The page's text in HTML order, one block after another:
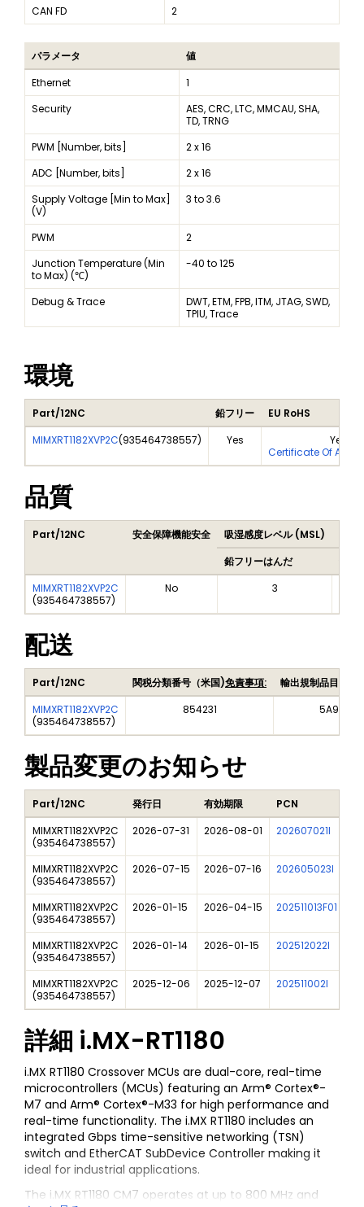
CAN FD
2
パラメータ
値
Ethernet
1
Security
AES, CRC, LTC, MMCAU, SHA,
TD, TRNG
PWM [Number, bits]
2 x 16
ADC [Number, bits]
2 x 16
Supply Voltage [Min to Max]
(V)
3 to 3.6
PWM
2
Junction Temperature (Min
to Max) (℃)
-40 to 125
Debug & Trace
DWT, ETM, FPB, ITM, JTAG, SWD,
TPIU, Trace
環境
Part/12NC 鉛フリー
EU RoHS
MIMXRT1182XVP2C(935464738557) Yes
Yes
Certificate Of
品質
Part/12NC 安全保障機能安全 吸湿感度レベル (MSL)
鉛フリーはんだ
MIMXRT1182XVP2C
(935464738557)
No 3
配送
Part/12NC 関税分類番号（米国)免責事項:
輸出規制品目番号
MIMXRT1182XVP2C
(935464738557)
854231 5A992C
製品変更のお知らせ
Part/12NC 発行日 有効期限 PCN
MIMXRT1182XVP2C
(935464738557)
2026-07-31 2026-08-01 202607021I
MIMXRT1182XVP2C
(935464738557)
2026-07-15 2026-07-16 202605023I
MIMXRT1182XVP2C
(935464738557)
2026-01-15 2026-04-15 202511013F01
MIMXRT1182XVP2C
(935464738557)
2026-01-14 2026-01-15 202512022I
MIMXRT1182XVP2C
(935464738557)
2025-12-06 2025-12-07 202511002I
詳細 i.MX-RT1180
i.MX RT1180 Crossover MCUs are dual-core, real-time
microcontrollers (MCUs) featuring an Arm® Cortex®-
M7 and Arm® Cortex®-M33 for high performance and
real-time functionality. The i.MX RT1180 includes an
integrated Gbps time-sensitive networking (TSN)
switch and EtherCAT SubDevice Controller making it
ideal for industrial applications.
The i.MX RT1180 CM7 operates at up to 800 MHz and